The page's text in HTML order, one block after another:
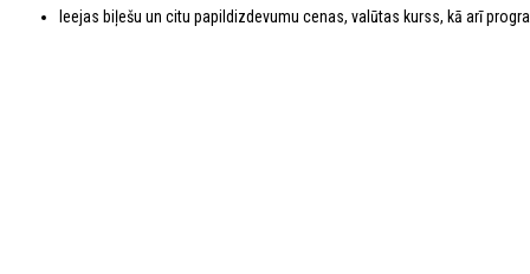
Ieejas biļešu un citu papildizdevumu cenas, valūtas kurss, kā arī